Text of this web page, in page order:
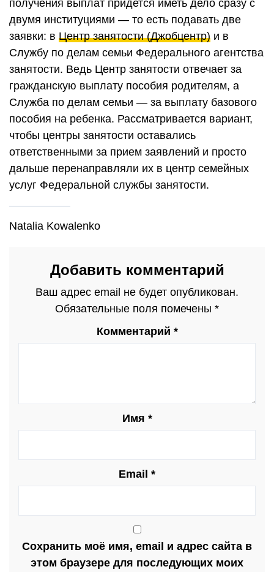
получения выплат придется иметь дело сразу с
двумя институциями — то есть подавать две
заявки: в Центр занятости (Джобцентр) и в
Службу по делам семьи Федерального агентства
занятости. Ведь Центр занятости отвечает за
гражданскую выплату пособия родителям, а
Служба по делам семьи — за выплату базового
пособия на ребенка. Рассматривается вариант,
чтобы центры занятости оставались
ответственными за прием заявлений и просто
дальше перенаправляли их в центр семейных
услуг Федеральной службы занятости.
Natalia Kowalenko
Добавить комментарий
Ваш адрес email не будет опубликован.
Обязательные поля помечены *
Комментарий *
Имя *
Email *
Сохранить моё имя, email и адрес сайта в
этом браузере для последующих моих